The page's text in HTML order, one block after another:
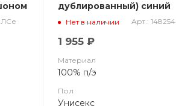
дублированный) синий
Нет в наличии Арт.: 148254
1 955 ₽
Материал
100% п/э
Пол
Унисекс